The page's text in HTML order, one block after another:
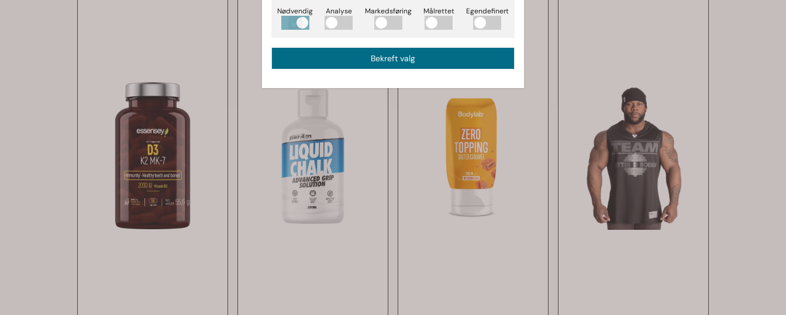
Nødvendig Analyse Markedsføring Målrettet Egendefinert
Bekreft valg